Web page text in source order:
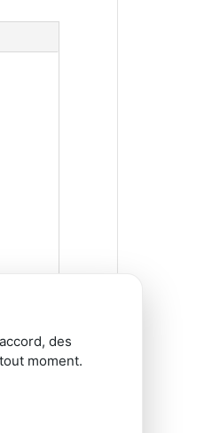
des
moment.